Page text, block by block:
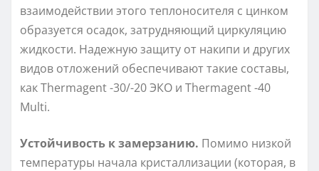
взаимодействии этого теплоносителя с цинком
образуется осадок, затрудняющий циркуляцию
жидкости. Надежную защиту от накипи и других
видов отложений обеспечивают такие составы,
как Thermagent -30/-20 ЭКО и Thermagent -40
Multi.
Устойчивость к замерзанию. Помимо низкой
температуры начала кристаллизации (которая, в